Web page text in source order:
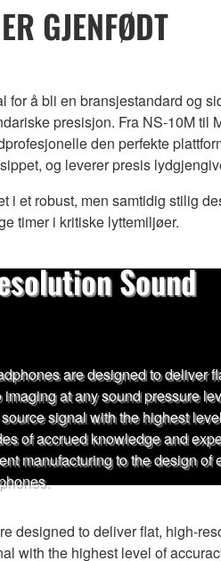
GJENFØDT
for å bli en bransjestandard og
presisjon. Fra NS-10M til
den perfekte
og leverer presis
i et robust, men samtidig stilig
timer i kritiske lyttemiljøer.
Sound
are designed to deliver
imaging at any sound pressure
signal with the highest
of accrued knowledge and
manufacturing to the design
designed to deliver flat, high-
with the highest level of